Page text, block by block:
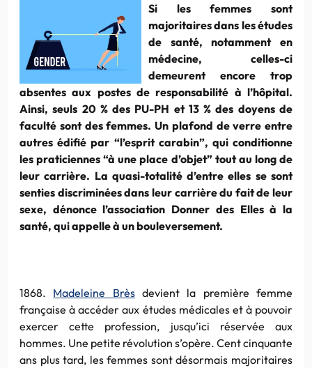
Si les femmes sont
majoritaires dans les études
de santé, notamment en
médecine, celles-ci
demeurent encore trop
absentes aux postes de responsabilité à l’hôpital.
Ainsi, seuls 20 % des PU-PH et 13 % des doyens de
faculté sont des femmes. Un plafond de verre entre
autres édifié par “l’esprit carabin”, qui conditionne
les praticiennes “à une place d’objet” tout au long de
leur carrière. La quasi-totalité d’entre elles se sont
senties discriminées dans leur carrière du fait de leur
sexe, dénonce l’association Donner des Elles à la
santé, qui appelle à un bouleversement.
1868. Madeleine Brèsdevient la première femme
française à accéder aux études médicales et à pouvoir
exercer cette profession, jusqu’ici réservée aux
hommes. Une petite révolution s’opère. Cent cinquante
ans plus tard, les femmes sont désormais majoritaires